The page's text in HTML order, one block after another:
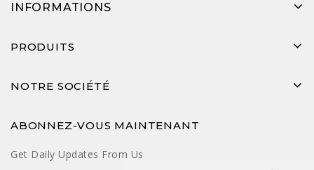
INFORMATIONS
PRODUITS
NOTRE SOCIÉTÉ
ABONNEZ-VOUS MAINTENANT
Get Daily Updates From Us